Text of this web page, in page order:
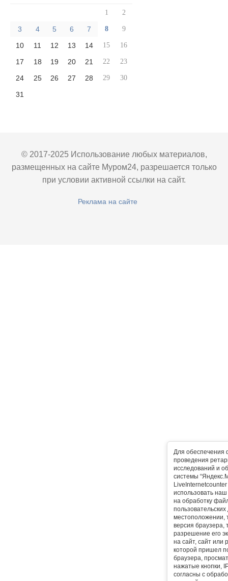
Для обеспечения
проведения
исследований и
системы
использовать
на обработку
местоположении,
версия браузера,
разрешение его
на сайт, сайт или
которой пришел
браузера,
нажатые кнопки,
согласны с
1 2
3 4 5 6 7 8 9
10 11 12 13 14 15 16
17 18 19 20 21 22 23
24 25 26 27 28 29 30
31
© 2017-2025 Использование любых материалов,
размещенных на сайте Муром24, разрешается только
при условии активной ссылки на сайт.
Реклама на сайте